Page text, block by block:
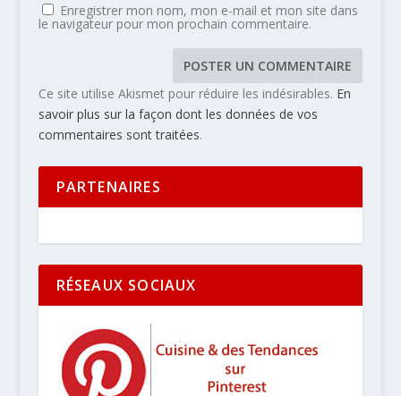
Enregistrer mon nom, mon e-mail et mon site dans
le navigateur pour mon prochain commentaire.
Ce site utilise Akismet pour réduire les indésirables. En
savoir plus sur la façon dont les données de vos
commentaires sont traitées.
PARTENAIRES
RÉSEAUX SOCIAUX